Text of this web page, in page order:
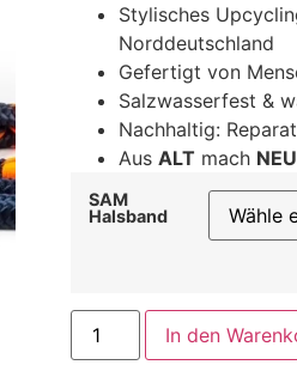
Stylisches
Norddeutschland
Gefertigt von
Salzwasserfest &
Nachhaltig:
Aus ALT mach NEU
SAM
Halsband
In den